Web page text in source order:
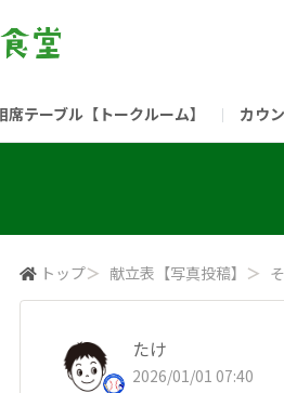
席テーブル【トークルーム】 カウ
スム ブランドサイト （リン
トップ＞ 献立表【写真投稿】 ＞
たけ
2026/01/01 07:40